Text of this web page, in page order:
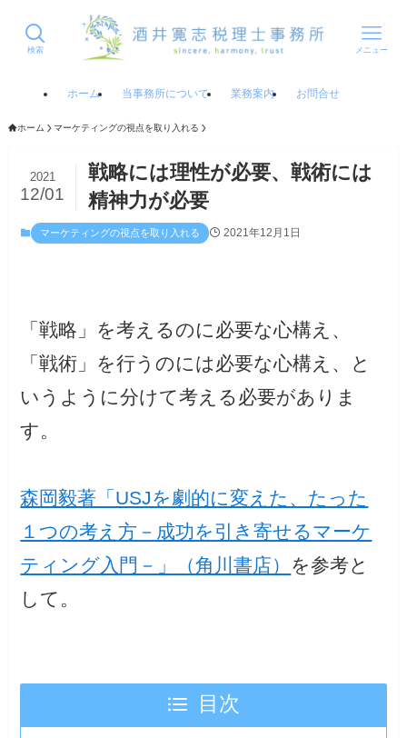
検索 メニュー
ホーム 当事務所について 業務案内 お問合せ
ホーム マーケティングの視点を取り入れる
戦略には理性が必要、戦術には
精神力が必要
2021
12/01
マーケティングの視点を取り入れる 2021年12月1日
「戦略」を考えるのに必要な心構え、
「戦術」を行うのには必要な心構え、と
いうように分けて考える必要がありま
す。
森岡毅著「USJを劇的に変えた、たった
１つの考え方－成功を引き寄せるマーケ
ティング入門－」（角川書店） を参考と
して。
目次